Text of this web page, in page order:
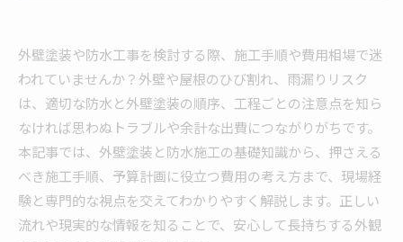
外壁塗装や防水工事を検討する際、施工手順や費用相場で迷
われていませんか？外壁や屋根のひび割れ、雨漏りリスク
は、適切な防水と外壁塗装の順序、工程ごとの注意点を知ら
なければ思わぬトラブルや余計な出費につながりがちです。
本記事では、外壁塗装と防水施工の基礎知識から、押さえる
べき施工手順、予算計画に役立つ費用の考え方まで、現場経
験と専門的な視点を交えてわかりやすく解説します。正しい
流れや現実的な情報を知ることで、安心して長持ちする外観